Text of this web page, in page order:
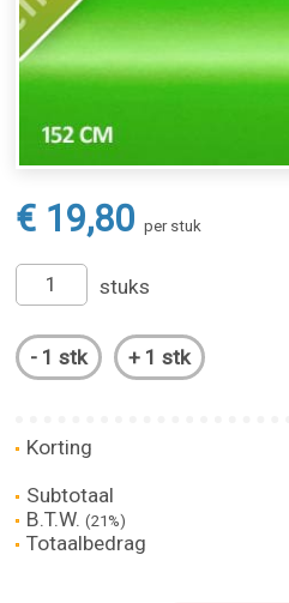
€ 19,80 per stuk
stuks
Korting
Subtotaal
B.T.W.(21%)
Totaalbedrag